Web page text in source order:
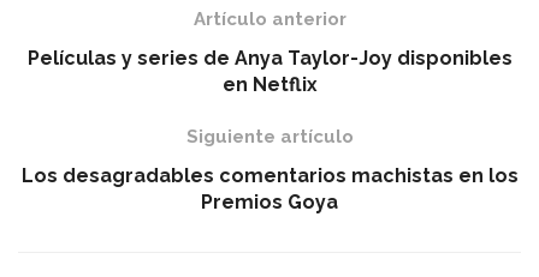
Artículo anterior
Películas y series de Anya Taylor-Joy disponibles
en Netflix
Siguiente artículo
Los desagradables comentarios machistas en los
Premios Goya